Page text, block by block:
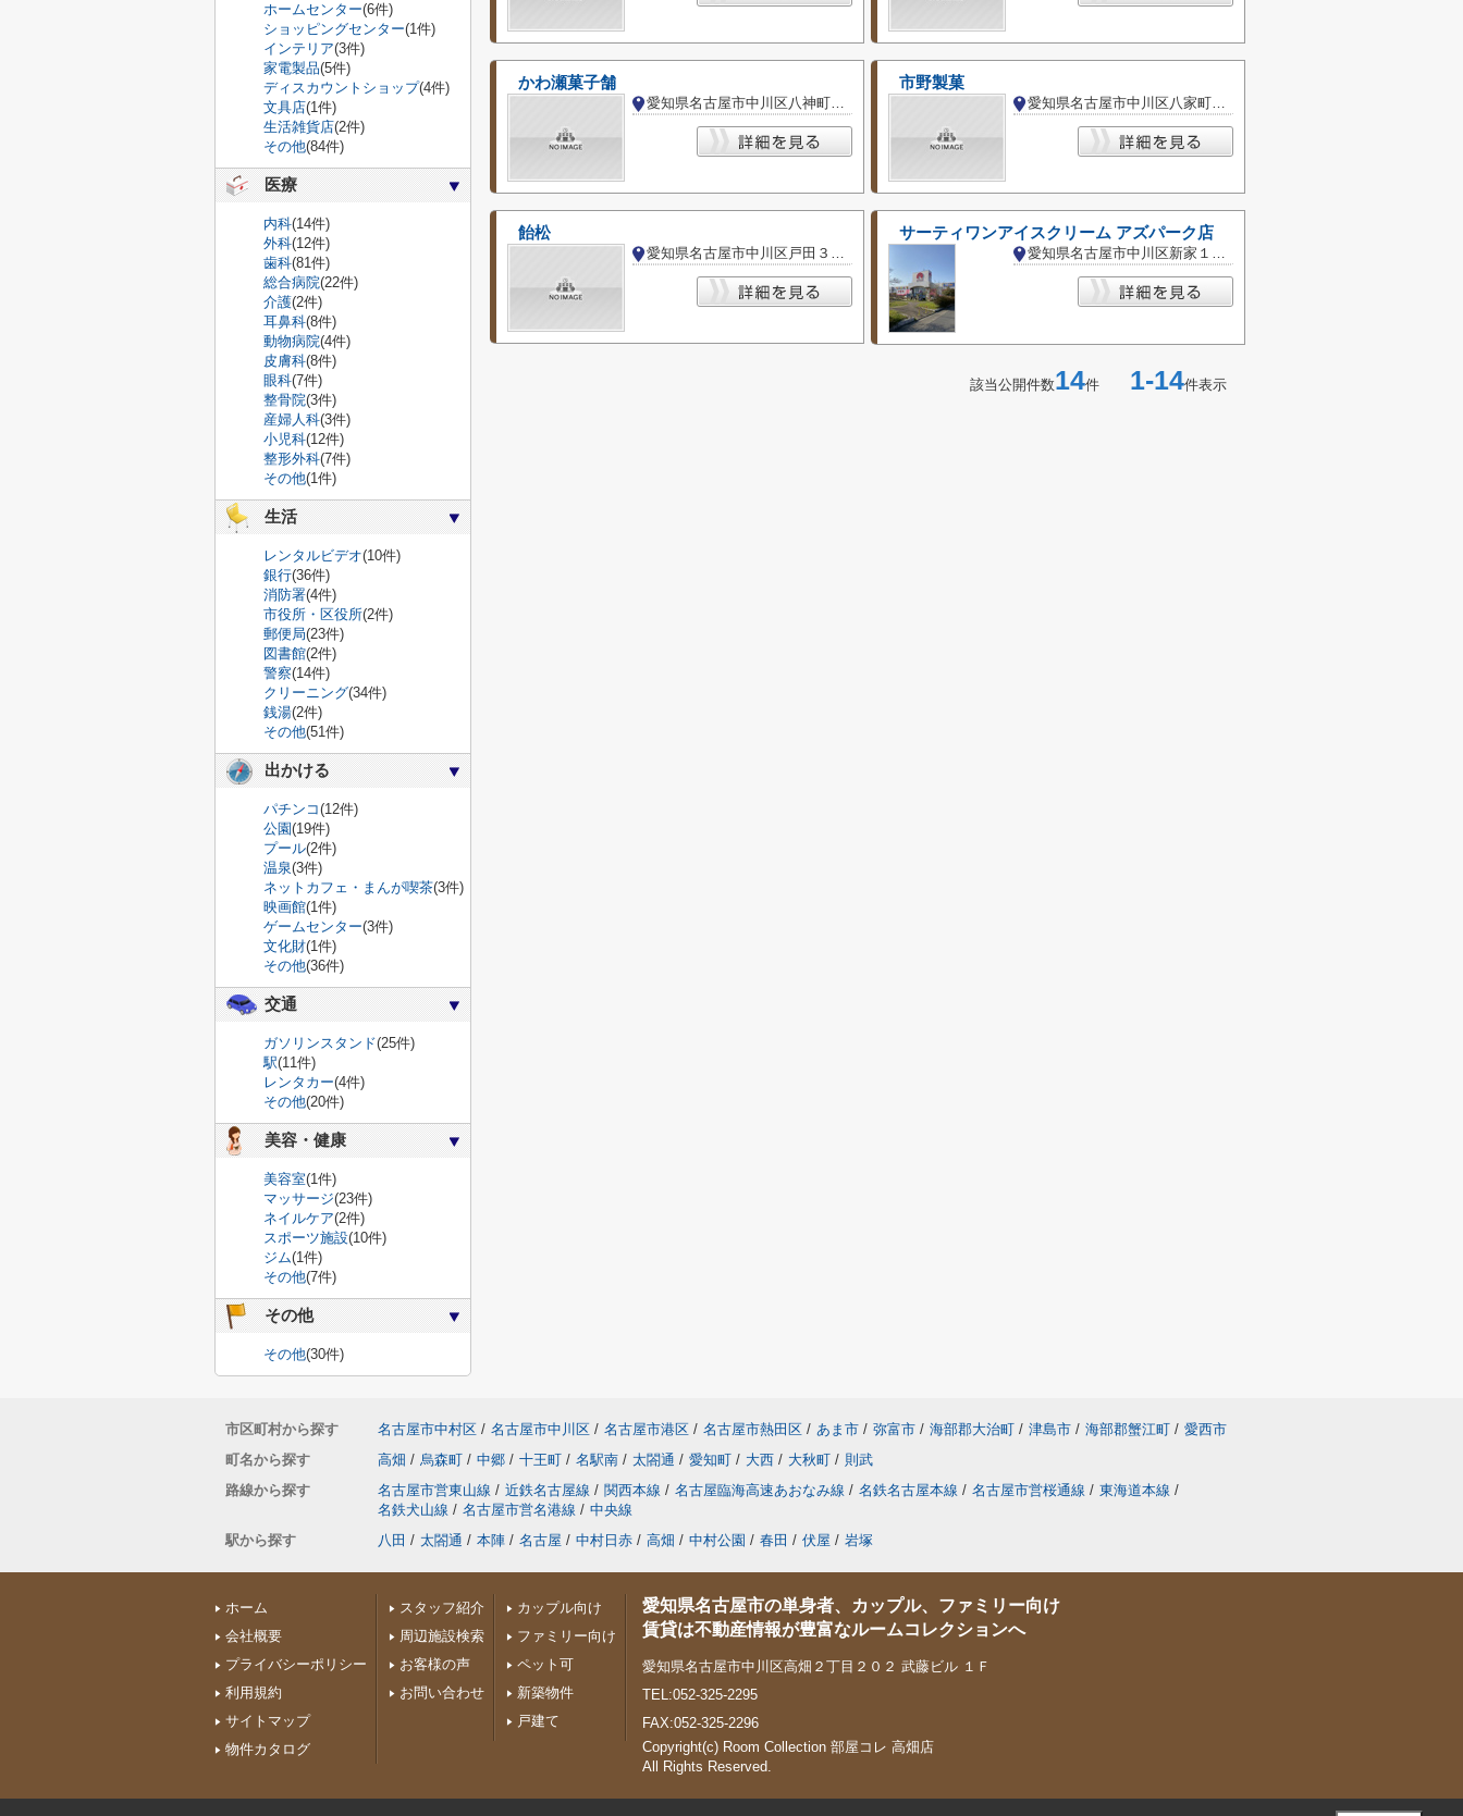
かわ瀬菓子舗
愛知県名古屋市中川区八神町２丁目
市野製菓
愛知県名古屋市中川区八家町２丁目
飴松
愛知県名古屋市中川区戸田３丁目
サーティワンアイスクリーム アズパーク店
愛知県名古屋市中川区新家１丁目
該当公開件数14件 1-14件表示
ホームセンター(6件)
ショッピングセンター(1件)
インテリア(3件)
家電製品(5件)
ディスカウントショップ(4件)
文具店(1件)
生活雑貨店(2件)
その他(84件)
医療
内科(14件)
外科(12件)
歯科(81件)
総合病院(22件)
介護(2件)
耳鼻科(8件)
動物病院(4件)
皮膚科(8件)
眼科(7件)
整骨院(3件)
産婦人科(3件)
小児科(12件)
整形外科(7件)
その他(1件)
生活
レンタルビデオ(10件)
銀行(36件)
消防署(4件)
市役所・区役所(2件)
郵便局(23件)
図書館(2件)
警察(14件)
クリーニング(34件)
銭湯(2件)
その他(51件)
出かける
パチンコ(12件)
公園(19件)
プール(2件)
温泉(3件)
ネットカフェ・まんが喫茶(3件)
映画館(1件)
ゲームセンター(3件)
文化財(1件)
その他(36件)
交通
ガソリンスタンド(25件)
駅(11件)
レンタカー(4件)
その他(20件)
美容・健康
美容室(1件)
マッサージ(23件)
ネイルケア(2件)
スポーツ施設(10件)
ジム(1件)
その他(7件)
その他
その他(30件)
市区町村から探す 名古屋市中村区 / 名古屋市中川区 / 名古屋市港区 / 名古屋市熱田区 / あま市 / 弥富市 / 海部郡大治町 / 津島市 / 海部郡蟹江町 / 愛西市
町名から探す
高畑 / 烏森町 / 中郷 / 十王町 / 名駅南 / 太閤通 / 愛知町 / 大西 / 大秋町 / 則武
路線から探す
名古屋市営東山線 / 近鉄名古屋線 / 関西本線 / 名古屋臨海高速あおなみ線 / 名鉄名古屋本線 / 名古屋市営桜通線 / 東海道本線 /
名鉄犬山線 / 名古屋市営名港線 / 中央線
駅から探す
八田 / 太閤通 / 本陣 / 名古屋 / 中村日赤 / 高畑 / 中村公園 / 春田 / 伏屋 / 岩塚
ホーム
会社概要
プライバシーポリシー
利用規約
サイトマップ
物件カタログ
スタッフ紹介
周辺施設検索
お客様の声
お問い合わせ
カップル向け
ファミリー向け
ペット可
新築物件
戸建て
愛知県名古屋市の単身者、カップル、ファミリー向け
賃貸は不動産情報が豊富なルームコレクションへ
愛知県名古屋市中川区高畑２丁目２０２ 武藤ビル １Ｆ
TEL:052-325-2295
FAX:052-325-2296
Copyright(c) Room Collection 部屋コレ 高畑店
All Rights Reserved.